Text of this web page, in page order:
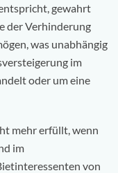
gewahrt
der Verhinderung
was unabhängig
im
oder um eine
mehr erfüllt, wenn
im
von